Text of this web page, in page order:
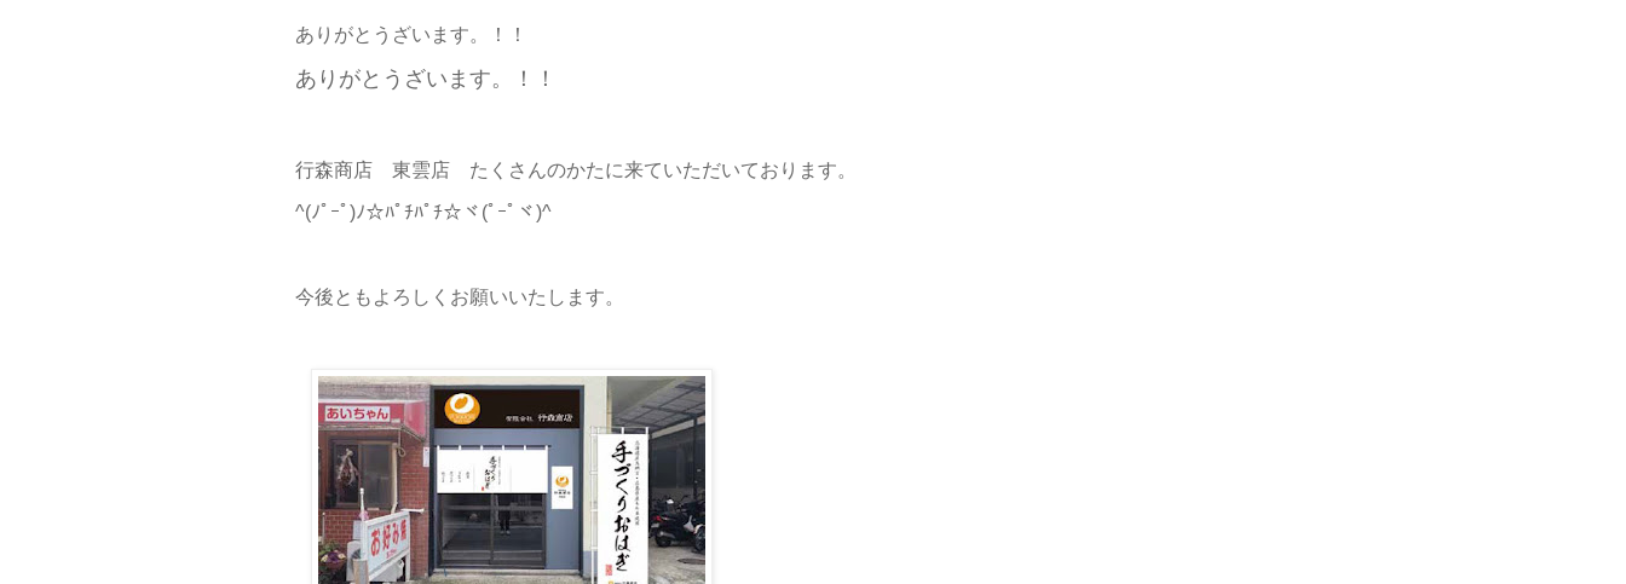
ありがとうざいます。！！
ありがとうざいます。！！
行森商店 東雲店 たくさんのかたに来ていただいております。
^(ﾉﾟｰﾟ)ﾉ☆ﾊﾟﾁﾊﾟﾁ☆ヾ(ﾟｰﾟヾ)^
今後ともよろしくお願いいたします。